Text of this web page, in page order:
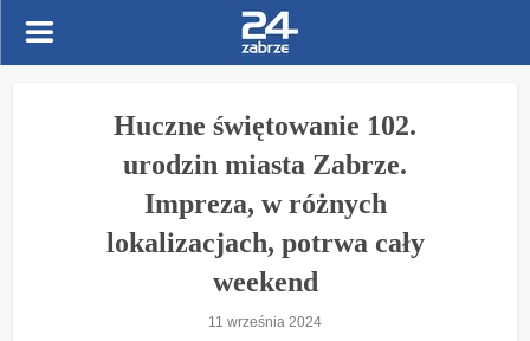
Huczne świętowanie 102.
urodzin miasta Zabrze.
Impreza, w różnych
lokalizacjach, potrwa cały
weekend
11 września 2024